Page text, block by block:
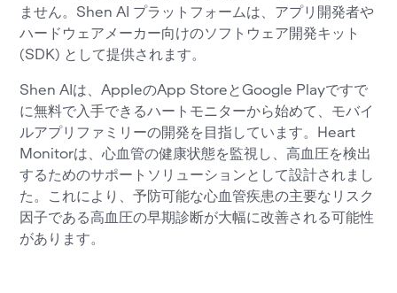
ません。Shen AI プラットフォームは、アプリ開発者や
ハードウェアメーカー向けのソフトウェア開発キット
(SDK) として提供されます。
Shen AIは、AppleのApp StoreとGoogle Playですで
に無料で入手できるハートモニターから始めて、モバイ
ルアプリファミリーの開発を目指しています。Heart
Monitorは、心血管の健康状態を監視し、高血圧を検出
するためのサポートソリューションとして設計されまし
た。これにより、予防可能な心血管疾患の主要なリスク
因子である高血圧の早期診断が大幅に改善される可能性
があります。